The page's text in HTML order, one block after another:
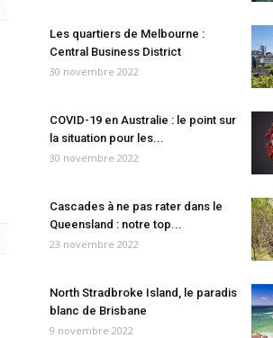
Les quartiers de Melbourne :
Central Business District
30 novembre 2022
COVID-19 en Australie : le point sur
la situation pour les...
30 novembre 2022
Cascades à ne pas rater dans le
Queensland : notre top...
23 novembre 2022
North Stradbroke Island, le paradis
blanc de Brisbane
9 novembre 2022